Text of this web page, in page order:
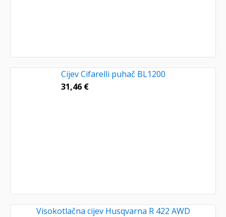
Cijev Cifarelli puhač BL1200
31,46 €
Visokotlačna cijev Husqvarna R 422 AWD